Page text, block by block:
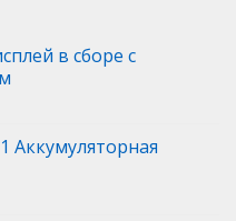
в сборе с
Аккумуляторная